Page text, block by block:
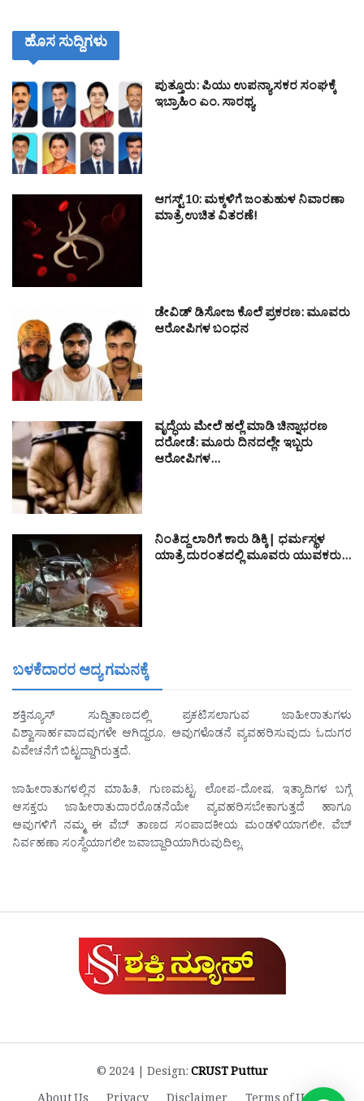
ಹೊಸ ಸುದ್ದಿಗಳು
ಪುತ್ತೂರು: ಪಿಯು ಉಪನ್ಯಾಸಕರ ಸಂಘಕ್ಕೆ
ಇಬ್ರಾಹಿಂ ಎಂ. ಸಾರಥ್ಯ
ಆಗಸ್ಟ್ 10: ಮಕ್ಕಳಿಗೆ ಜಂತುಹುಳ ನಿವಾರಣಾ
ಮಾತ್ರೆ ಉಚಿತ ವಿತರಣೆ!
ಡೇವಿಡ್ ಡಿಸೋಜ ಕೊಲೆ ಪ್ರಕರಣ: ಮೂವರು
ಆರೋಪಿಗಳ ಬಂಧನ
ವೃದ್ಧೆಯ ಮೇಲೆ ಹಲ್ಲೆ ಮಾಡಿ ಚಿನ್ನಾಭರಣ
ದರೋಡೆ: ಮೂರು ದಿನದಲ್ಲೇ ಇಬ್ಬರು
ಆರೋಪಿಗಳ…
ನಿಂತಿದ್ದ ಲಾರಿಗೆ ಕಾರು ಡಿಕ್ಕಿ| ಧರ್ಮಸ್ಥಳ
ಯಾತ್ರೆ ದುರಂತದಲ್ಲಿ ಮೂವರು ಯುವಕರು…
ಬಳಕೆದಾರರ ಆದ್ಯ ಗಮನಕ್ಕೆ
ಶಕ್ತಿನ್ಯೂಸ್ ಸುದ್ದಿತಾಣದಲ್ಲಿ ಪ್ರಕಟಿಸಲಾಗುವ ಜಾಹೀರಾತುಗಳು
ವಿಶ್ವಾಸಾರ್ಹವಾದವುಗಳೇ ಆಗಿದ್ದರೂ, ಅವುಗಳೊಡನೆ ವ್ಯವಹರಿಸುವುದು ಓದುಗರ
ವಿವೇಚನೆಗೆ ಬಿಟ್ಟದ್ದಾಗಿರುತ್ತದೆ.
ಜಾಹೀರಾತುಗಳಲ್ಲಿನ ಮಾಹಿತಿ, ಗುಣಮಟ್ಟ, ಲೋಪ-ದೋಷ, ಇತ್ಯಾದಿಗಳ ಬಗ್ಗೆ
ಆಸಕ್ತರು ಜಾಹೀರಾತುದಾರರೊಡನೆಯೇ ವ್ಯವಹರಿಸಬೇಕಾಗುತ್ತದೆ ಹಾಗೂ
ಅವುಗಳಿಗೆ ನಮ್ಮ ಈ ವೆಬ್ ತಾಣದ ಸಂಪಾದಕೀಯ ಮಂಡಳಿಯಾಗಲೀ, ವೆಬ್
ನಿರ್ವಹಣಾ ಸಂಸ್ಥೆಯಾಗಲೀ ಜವಾಬ್ದಾರಿಯಾಗಿರುವುದಿಲ್ಲ.
© 2024 | Design:CRUST Puttur